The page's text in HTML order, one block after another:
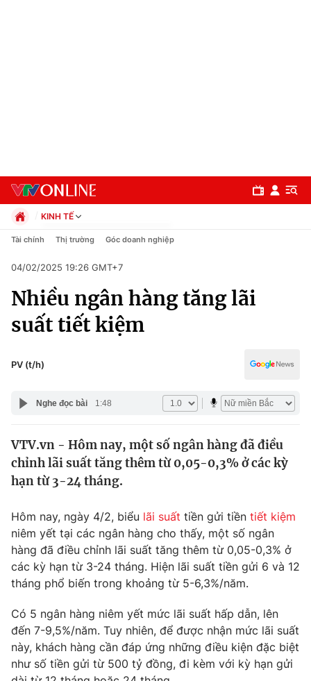
Chuyên mục
Chính trị
Pháp luật
Thế giới
Thế giới đó đây
Câu chuyện quốc tế
Kinh tế
Tài chính
Thị trường
Dữ liệu và đời sống
Phim VTV
Hậu trường
Giải trí
Điện ảnh
Đời sống
KINH TẾ
Chính trị
Pháp luật
Kinh tế
Thể thao
Truyền hình
Công nghệ
Tài chính Thị trường Góc doanh nghiệp
04/02/2025 19:26 GMT+7
Nhiều ngân hàng tăng lãi
suất tiết kiệm
PV (t/h)
Nghe đọc bài 1:48
VTV.vn - Hôm nay, một số ngân hàng đã điều
chỉnh lãi suất tăng thêm từ 0,05-0,3% ở các kỳ
hạn từ 3-24 tháng.
Hôm nay, ngày 4/2, biểu lãi suất tiền gửi tiền tiết kiệm
niêm yết tại các ngân hàng cho thấy, một số ngân
hàng đã điều chỉnh lãi suất tăng thêm từ 0,05-0,3% ở
các kỳ hạn từ 3-24 tháng. Hiện lãi suất tiền gửi 6 và 12
tháng phổ biến trong khoảng từ 5-6,3%/năm.
Có 5 ngân hàng niêm yết mức lãi suất hấp dẫn, lên
đến 7-9,5%/năm. Tuy nhiên, để được nhận mức lãi suất
này, khách hàng cần đáp ứng những điều kiện đặc biệt
như số tiền gửi từ 500 tỷ đồng, đi kèm với kỳ hạn gửi